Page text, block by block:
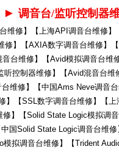
► 调音台/监听控制器
维修】【上海API调音台维修
修】【AXIA数字调音台维修】
台维修】【Avid模拟调音台维
控制器维修】【Avid混音台
维修】【中国Ams Neve调音
】【SSL数字调音台维修】【
修】【Solid State Logic模拟调
国Solid State Logic调音台维
拟调音台维修】【Trident